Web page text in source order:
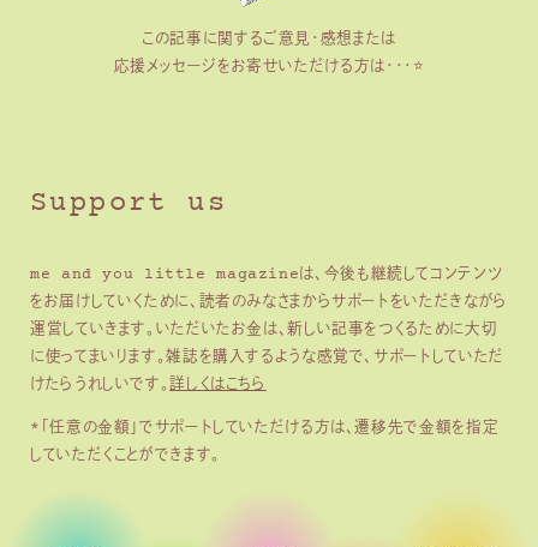
この記事に関するご意見・感想または
応援メッセージをお寄せいただける方は・・・⭐
Support us
me and you little magazineは、今後も継続してコンテンツ
をお届けしていくために、読者のみなさまからサポートをいただきながら
運営していきます。いただいたお金は、新しい記事をつくるために大切
に使ってまいります。雑誌を購入するような感覚で、サポートしていただ
けたらうれしいです。詳しくはこちら
*「任意の金額」でサポートしていただける方は、遷移先で金額を指定
していただくことができます。